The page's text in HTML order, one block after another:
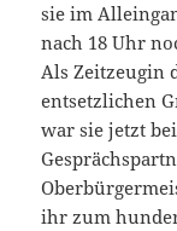
sie im
nach 18 Uhr
Als Zeitzeugin
entsetzlichen
war sie jetzt
ihr zum